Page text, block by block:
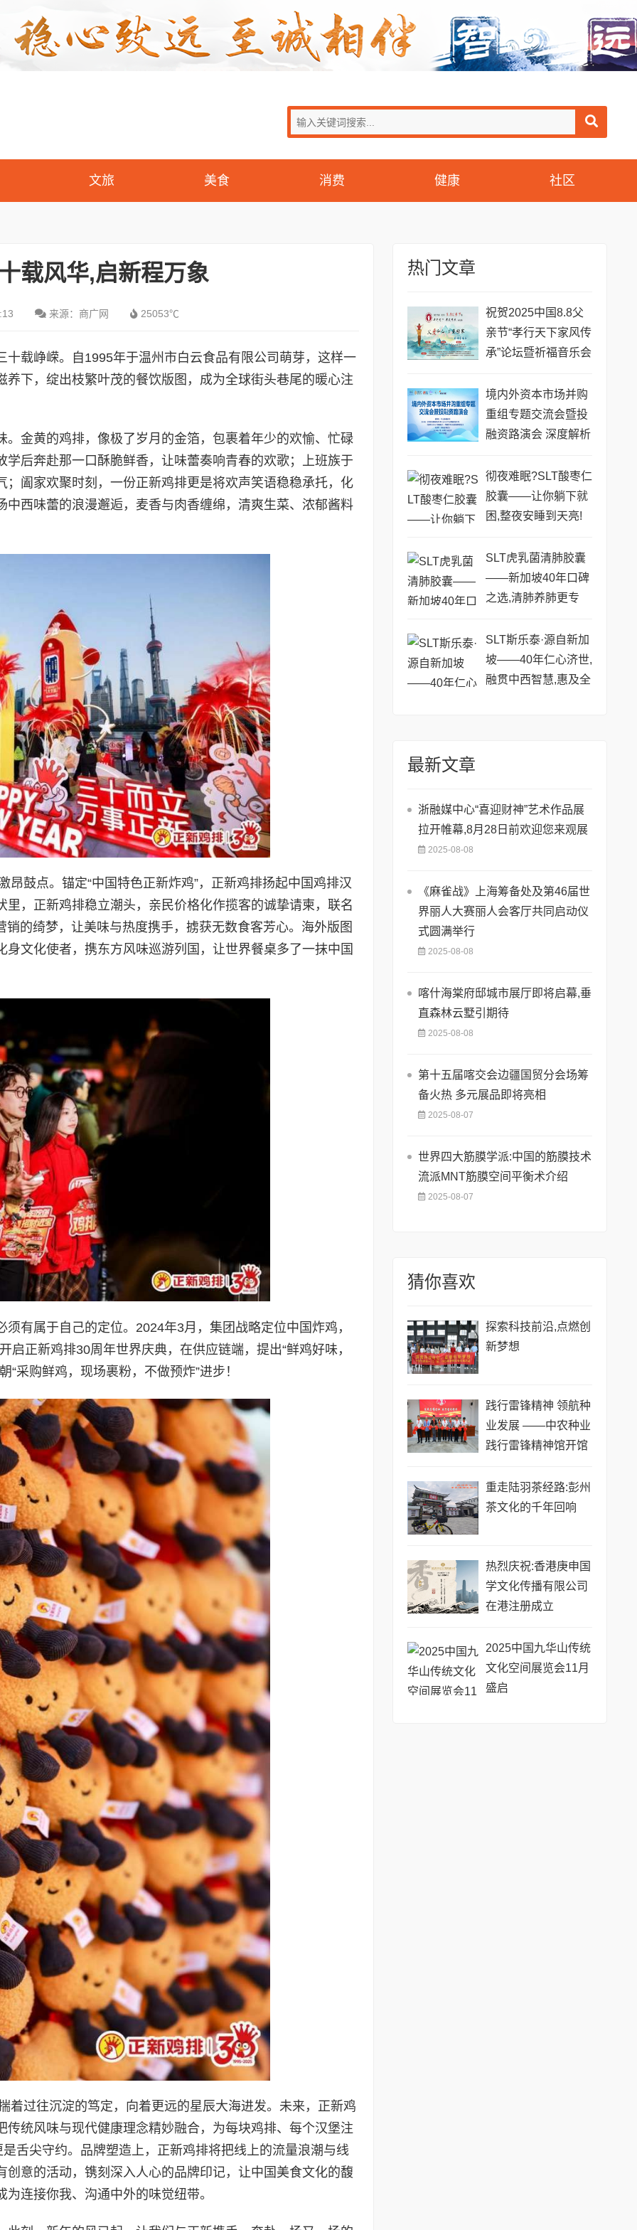
文旅 美食 消费 健康 社区
载风华,启新程万象
来源：商广网 25053℃
载峥嵘。自1995年于温州市白云食品有限公司萌芽，这样一
下，绽出枝繁叶茂的餐饮版图，成为全球街头巷尾的暖心注
金黄的鸡排，像极了岁月的金箔，包裹着年少的欢愉、忙碌
后奔赴那一口酥脆鲜香，让味蕾奏响青春的欢歌；上班族于
阖家欢聚时刻，一份正新鸡排更是将欢声笑语稳稳承托，化
西味蕾的浪漫邂逅，麦香与肉香缠绵，清爽生菜、浓郁酱料
鼓点。锚定“中国特色正新炸鸡”，正新鸡排扬起中国鸡排汉
，正新鸡排稳立潮头，亲民价格化作揽客的诚挚请柬，联名
的绮梦，让美味与热度携手，掳获无数食客芳心。海外版图
文化使者，携东方风味巡游列国，让世界餐桌多了一抹中国
有属于自己的定位。2024年3月，集团战略定位中国炸鸡，
正新鸡排30周年世界庆典，在供应链端，提出“鲜鸡好味，
采购鲜鸡，现场裹粉，不做预炸”进步！
着过往沉淀的笃定，向着更远的星辰大海进发。未来，正新鸡
统风味与现代健康理念精妙融合，为每块鸡排、每个汉堡注
舌尖守约。品牌塑造上，正新鸡排将把线上的流量浪潮与线
意的活动，镌刻深入人心的品牌印记，让中国美食文化的馥
连接你我、沟通中外的味觉纽带。
热门文章
祝贺2025中国8.8父
亲节“孝行天下家风传
承”论坛暨祈福音乐会
境内外资本市场并购
重组专题交流会暨投
融资路演会 深度解析
级
彻夜难眠?SLT酸枣仁
胶囊——让你躺下就
困,整夜安睡到天亮!
SLT虎乳菌清肺胶囊
——新加坡40年口碑
之选,清肺养肺更专
SLT斯乐泰·源自新加
坡——40年仁心济世,
融贯中西智慧,惠及全
最新文章
浙融媒中心“喜迎财神”艺术作品展
拉开帷幕,8月28日前欢迎您来观展
2025-08-08
《麻雀战》上海筹备处及第46届世
界丽人大赛丽人会客厅共同启动仪
式圆满举行
2025-08-08
喀什海棠府邸城市展厅即将启幕,垂
直森林云墅引期待
2025-08-08
第十五届喀交会边疆国贸分会场筹
备火热 多元展品即将亮相
2025-08-07
世界四大筋膜学派:中国的筋膜技术
流派MNT筋膜空间平衡术介绍
2025-08-07
猜你喜欢
探索科技前沿,点燃创
新梦想
践行雷锋精神 领航种
业发展 ——中农种业
践行雷锋精神馆开馆
重走陆羽茶经路:彭州
茶文化的千年回响
热烈庆祝:香港庚申国
学文化传播有限公司
在港注册成立
2025中国九华山传统
文化空间展览会11月
盛启